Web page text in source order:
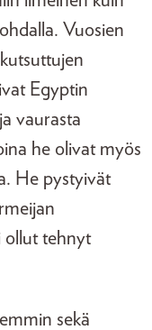
Vuosien
Egyptin
vaurasta
he olivat myös
He pystyivät
ollut tehnyt
sekä